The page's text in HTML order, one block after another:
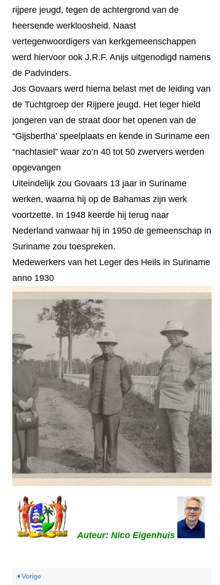
rijpere jeugd, tegen de achtergrond van de
heersende werkloosheid. Naast
vertegenwoordigers van kerkgemeenschappen
werd hiervoor ook J.R.F. Anijs uitgenodigd namens
de Padvinders.
Jos Govaars werd hierna belast met de leiding van
de Tuchtgroep der Rijpere jeugd. Het leger hield
jongeren van de straat door het openen van de
“Gijsbertha’ speelplaats en kende in Suriname een
“nachtasiel” waar zo’n 40 tot 50 zwervers werden
opgevangen
Uiteindelijk zou Govaars 13 jaar in Suriname
werken, waarna hij op de Bahamas zijn werk
voortzette. In 1948 keerde hij terug naar
Nederland vanwaar hij in 1950 de gemeenschap in
Suriname zou toespreken.
Medewerkers van het Leger des Heils in Suriname
anno 1930
Auteur: Nico Eigenhuis
Vorige